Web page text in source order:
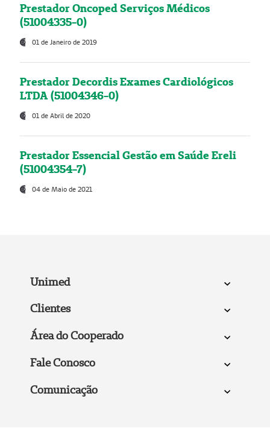
Prestador Oncoped Serviços Médicos
(51004335-0)
01 de Janeiro de 2019
Prestador Decordis Exames Cardiológicos
LTDA (51004346-0)
01 de Abril de 2020
Prestador Essencial Gestão em Saúde Ereli
(51004354-7)
04 de Maio de 2021
Unimed
Clientes
Área do Cooperado
Fale Conosco
Comunicação